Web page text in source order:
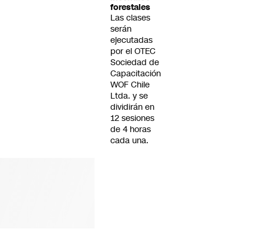
forestales
Las clases
serán
ejecutadas
por el OTEC
Sociedad de
Capacitación
WOF Chile
Ltda. y se
dividirán en
12 sesiones
de 4 horas
cada una.